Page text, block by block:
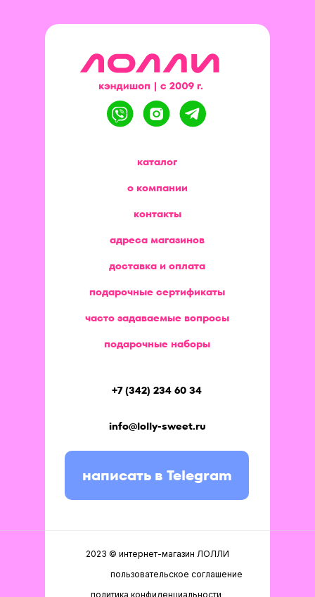
каталог
о компании
контакты
адреса магазинов
доставка и оплата
подарочные сертификаты
часто задаваемые вопросы
подарочные наборы
+7 (342) 234 60 34
info@lolly-sweet.ru
написать в Telegram
2023 © интернет-магазин ЛОЛЛИ
пользовательское соглашение
политика конфиденциальности